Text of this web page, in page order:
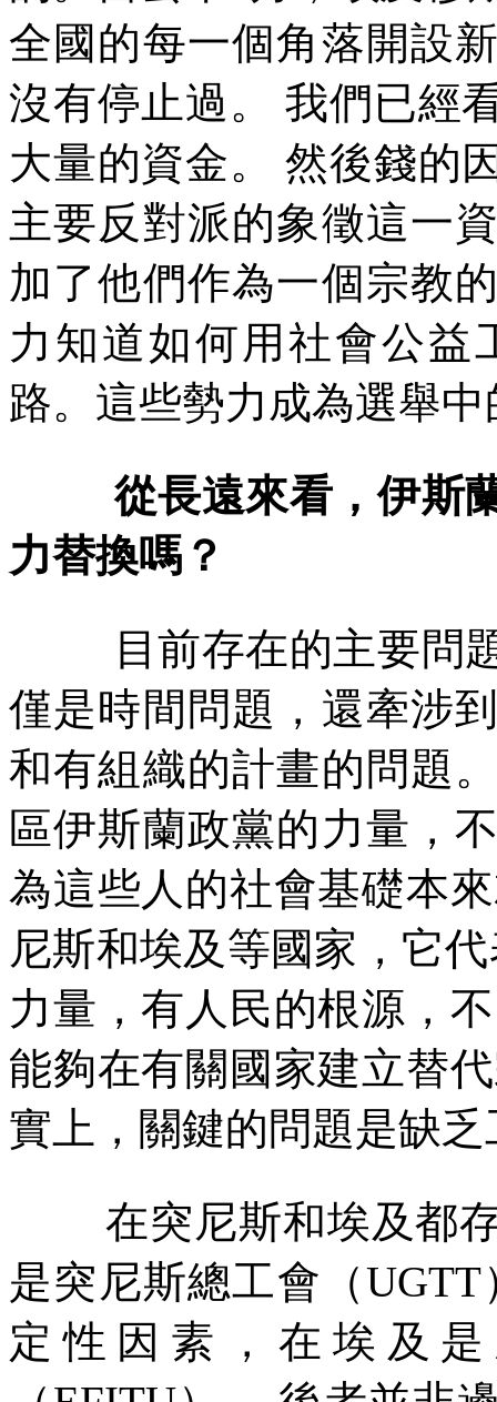
全國的每一個角落開設
沒有停止過。
我們已經
大量的資金。
然後錢的
主要反對派的象徵這一
加了他們作為一個宗教
力知道如何用社會公益
路。這些勢力成為選舉
從長遠來看，伊斯
力替換嗎？
目前存在的主要問
僅是時間問題，還牽涉
和有組織的計畫的問題
區伊斯蘭政黨的力量，
為這些人的社會基礎本
尼斯和埃及等國家，它
力量，有人民的根源，
能夠在有關國家建立替
實上，關鍵的問題是缺
在突尼斯和埃及都
是突尼斯總工會（UGTT
定性因素，在埃及